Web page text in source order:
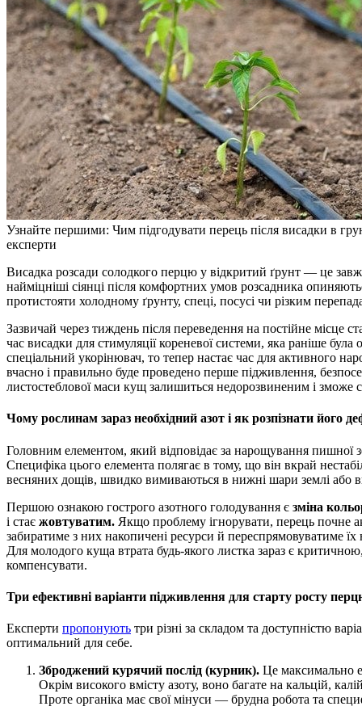
Узнайте першими: Чим підгодувати перець після висадки в
експерти
Висадка розсади солодкого перцю у відкритий ґрунт — це завжди серйозний стрес для молодих рослин. Навіть
найміцніші сіянці після комфортних умов розсадника
протистояти холодному ґрунту, спеці, посусі чи різким
Зазвичай через тиждень після переведення на постійне місце
час висадки для стимуляції кореневої системи, яка раніше
спеціальний укорінювач, то тепер настає час для активного
вчасно і правильно буде проведено перше підживлення,
листостеблової маси кущ залишиться недорозвиненим і зможе
Чому рослинам зараз необхідний азот і як розпізнати його
Головним елементом, який відповідає за нарощування пишної
Специфіка цього елемента полягає в тому, що він вкрай
весняних дощів, швидко вимиваються в нижні шари землі або
Першою ознакою гострого азотного голодування є зміна
і стає жовтуватим. Якщо проблему ігнорувати, перець почне
забиратиме з них накопичені ресурси й переспрямовуватиме
Для молодого куща втрата будь-якого листка зараз є
компенсувати.
Три ефективні варіанти підживлення для старту росту
Експерти пропонують три різні за складом та доступністю
оптимальний для себе.
Зброджений курячий послід (курник). Це максимально
Окрім високого вмісту азоту, воно багате на кальцій,
Проте органіка має свої мінуси — брудна робота та